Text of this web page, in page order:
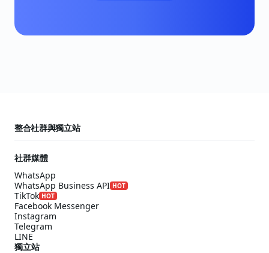
整合社群與獨立站
社群媒體
WhatsApp
WhatsApp Business API HOT
TikTok HOT
Facebook Messenger
Instagram
Telegram
LINE
獨立站